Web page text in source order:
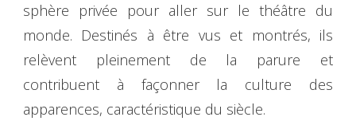
sphère privée pour aller sur le théâtre du
monde. Destinés à être vus et montrés, ils
relèvent pleinement de la parure et
contribuent à façonner la culture des
apparences, caractéristique du siècle.